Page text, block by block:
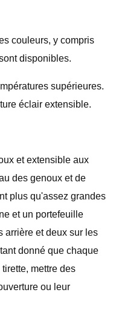
couleurs, y compris
disponibles.
supérieures.
éclair extensible.
et extensible aux
des genoux et de
plus qu'assez grandes
et un portefeuille
arrière et deux sur les
donné que chaque
mettre des
ou leur